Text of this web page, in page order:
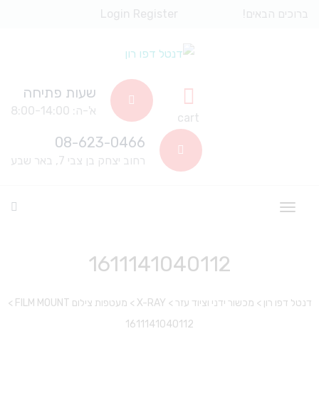
ברוכים הבאים! Login Register
cart
שעות פתיחה
א'-ה: 8:00-14:00
08-623-0466
רחוב יצחק בן צבי 7, באר שבע
1611141040112
דנטל דפו רון > מכשור ידני וציוד עזר >
X-RAY
> מעטפות צילום FILM MOUNT
>
1611141040112